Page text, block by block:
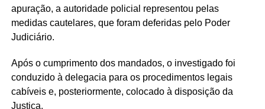
apuração, a autoridade policial representou pelas
medidas cautelares, que foram deferidas pelo Poder
Judiciário.
Após o cumprimento dos mandados, o investigado foi
conduzido à delegacia para os procedimentos legais
cabíveis e, posteriormente, colocado à disposição da
Justiça.